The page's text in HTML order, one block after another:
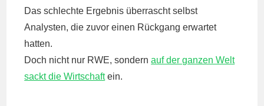
Das schlechte Ergebnis überrascht selbst
Analysten, die zuvor einen Rückgang erwartet
hatten.
Doch nicht nur RWE, sondernauf der ganzen Welt
sackt die Wirtschaftein.